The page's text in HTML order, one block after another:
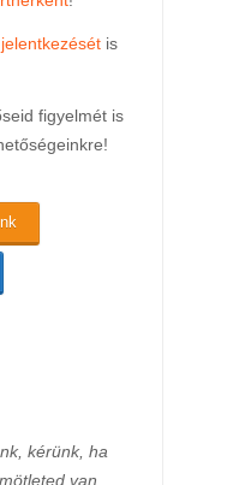
is
figyelmét is
kérünk, ha
van,